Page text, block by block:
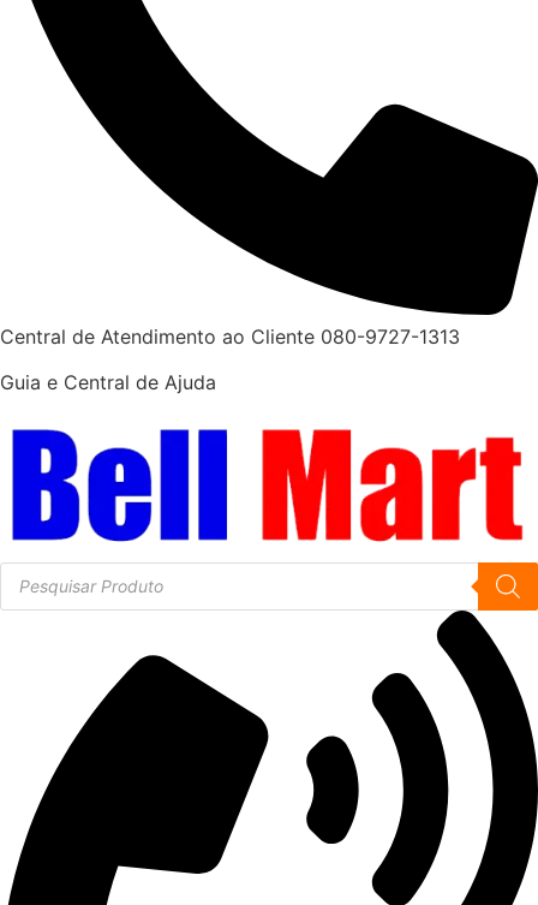
Central de Atendimento ao Cliente 080-9727-1313
Guia e Central de Ajuda
Pesquisar
produtos